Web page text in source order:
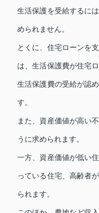
生活保護を受給するに
められません。
とくに、住宅ローンを
は、生活保護費が住宅
生活保護費の受給が認
す。
また、資産価値が高い
うに求められます。
一方、資産価値が低い
っている住宅、高齢者
られます。